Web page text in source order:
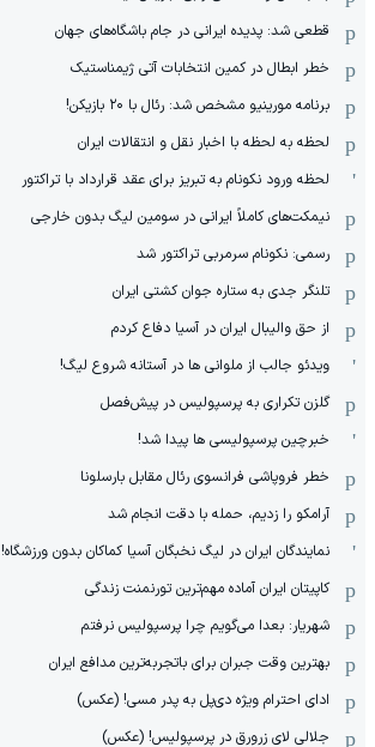
قطعی شد: پدیده ایرانی در جام باشگاه‌های جهان
خطر ابطال در کمین انتخابات آتی ژیمناستیک
برنامه مورینیو مشخص شد: رئال با ۲۰ بازیکن!
لحظه به لحظه با اخبار نقل و انتقالات ایران
لحظه ورود نکونام به تبریز برای عقد قرارداد با تراکتور
نیمکت‌های کاملاً ایرانی در سومین لیگ بدون خارجی
رسمی: نکونام سرمربی تراکتور شد
تلنگر جدی به ستاره جوان کشتی ایران
از حق والیبال ایران در آسیا دفاع کردم
ویدئو جالب از ملوانی ها در آستانه شروع لیگ!
گلزن تکراری به پرسپولیس در پیش‌فصل
خبرچین پرسپولیسی ها پیدا شد!
خطر فروپاشی فرانسوی رئال مقابل بارسلونا
آرامکو را زدیم، حمله با دقت انجام شد
نمایندگان ایران در لیگ نخبگان آسیا کماکان بدون ورزشگاه!
کاپیتان ایران آماده مهم‌ترین تورنمنت زندگی
شهریار: بعدا می‌گویم چرا پرسپولیس نرفتم
بهترین وقت جبران برای باتجربه‌ترین مدافع ایران
ادای احترام ویژه دی‌پل به پدر مسی! (عکس)
جلالی لای زرورق در پرسپولیس! (عکس)